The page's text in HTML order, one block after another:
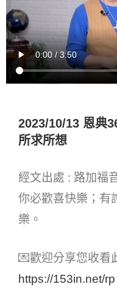
2023/10/13 恩典
所求所想
經文出處 : 路加福
你必歡喜快樂；有
樂。
💌歡迎分享您收看
https://153in.net/rp